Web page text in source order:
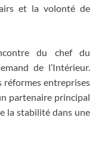
et la volonté de
du chef du
de l’Intérieur.
réformes entreprises
partenaire principal
la stabilité dans une